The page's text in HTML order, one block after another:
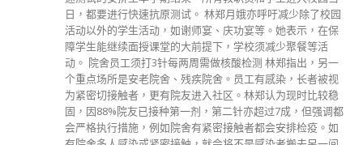
日，都要进行快速抗原测试。 林郑月娥亦呼吁减少除了校园
活动以外的学生活动，如谢师宴、庆功宴等。她表示，在保
障学生能继续面授课堂的大前提下，学校须减少聚餐等活
动。 院舍员工须打3针每两周需做核酸检测 林郑指出，另一
个重点场所是安老院舍、残疾院舍。员工有感染，长者被视
为紧密切接触者，更有院友进入社区。林郑认为现时比较稳
固，因88%院友已接种第一剂，第二针亦超过7成，但强调都
会严格执行措施，例如院舍有紧密接触者都会安排检疫。如